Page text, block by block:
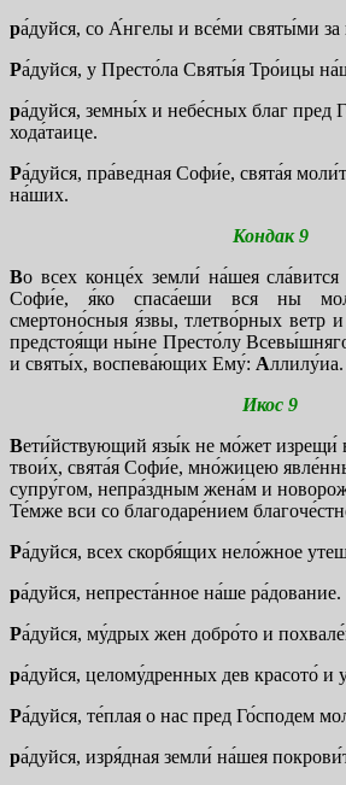
ра́дуйся, со А́нгелы и все́ми святы́ми
Ра́дуйся, у Престо́ла Святы́я Тро́ицы
ра́дуйся, земны́х и небе́сных благ пред
хода́таице.
Ра́дуйся, пра́ведная Софи́е, свята́я
на́ших.
Кондак 9
Во всех конце́х земли́ на́шея
Софи́е, я́ко спаса́еши вся ны
смертоно́сныя я́звы, тлетво́рных ветр и
предстоя́щи ны́не Престо́лу
и святы́х, воспева́ющих Ему́: Аллилу́иа.
Икос 9
Вети́йствующий язы́к не мо́жет изрещи́
твои́х, свята́я Софи́е, мно́жицею
супру́гом, непра́здным жена́м и
Те́мже вси со благодаре́нием
Ра́дуйся, всех скорбя́щих нело́жное
ра́дуйся, непреста́нное на́ше ра́дование.
Ра́дуйся, му́дрых жен добро́то и
ра́дуйся, целому́дренных дев красото́ и
Ра́дуйся, те́плая о нас пред Го́сподем
ра́дуйся, изря́дная земли́ на́шея